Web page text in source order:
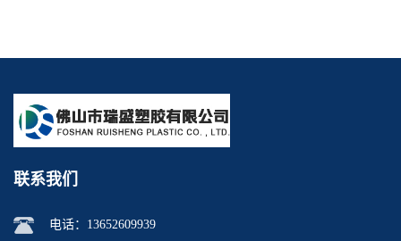
联系我们
电话： 13652609939